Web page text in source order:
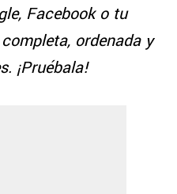
Facebook o tu
ordenada y
¡Pruébala!